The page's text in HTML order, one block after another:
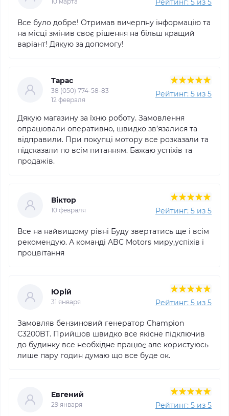
Все було добре! Отримав вичерпну інформацію та
на місці змінив своє рішення на більш кращий
варіант! Дякую за допомогу!
Тарас
38 (050) 774-58-83
12 февраля
Рейтинг: 5 из 5
Дякую магазину за їхню роботу. Замовлення
опрацювали оперативно, швидко зв’язалися та
відправили. При покупці мотору все розказали та
підсказали по всім питанням. Бажаю успіхів та
продажів.
Віктор
10 февраля Рейтинг: 5 из 5
Все на найвищому рівні Буду звертатись ще і всім
рекомендую. А команді ABC Motors миру,успіхів і
процвітання
Юрій
31 января Рейтинг: 5 из 5
Замовляв бензиновий генератор Champion
C3200BT. Прийшов швидко все якісне підключив
до будинку все необхідне працює але користуюсь
лише пару годин думаю що все буде ок.
Евгений
29 января Рейтинг: 5 из 5